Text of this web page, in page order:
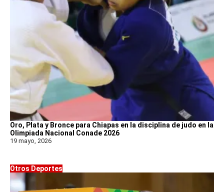
Oro, Plata y Bronce para Chiapas en la disciplina de judo en la
Olimpiada Nacional Conade 2026
19 mayo, 2026
Otros Deportes